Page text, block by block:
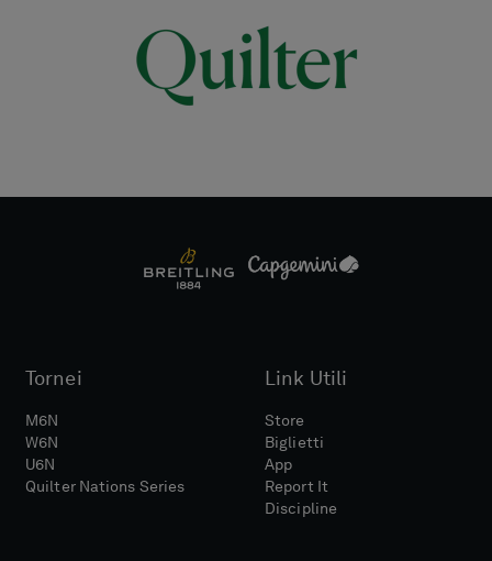
Tornei
M6N
W6N
U6N
Quilter Nations Series
Link Utili
Store
Biglietti
App
Report It
Discipline